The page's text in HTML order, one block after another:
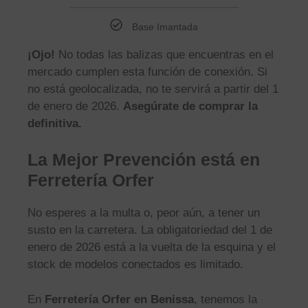
Base Imantada
¡Ojo! No todas las balizas que encuentras en el
mercado cumplen esta función de conexión. Si
no está geolocalizada, no te servirá a partir del 1
de enero de 2026. Asegúrate de comprar la
definitiva.
La Mejor Prevención está en
Ferretería Orfer
No esperes a la multa o, peor aún, a tener un
susto en la carretera. La obligatoriedad del 1 de
enero de 2026 está a la vuelta de la esquina y el
stock de modelos conectados es limitado.
En Ferretería Orfer en Benissa, tenemos la